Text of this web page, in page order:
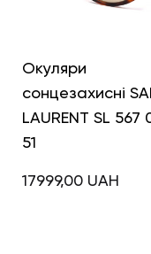
Окуляри
сонцезахисні
LAURENT SL 567
51
17999,00 UAH